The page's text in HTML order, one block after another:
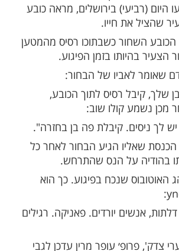
החרדי
ומפתיע! התחברו לכל
בלחיצה כאן >>>​
בעקבות הפיגועעם
בירושלים, מראה כובע
את חייו.
כשבתוכו רסיס מהמטען
בזמן הפיגוע.
של הבחור:
רסיס לתוך הכובע,
קולו שוב: